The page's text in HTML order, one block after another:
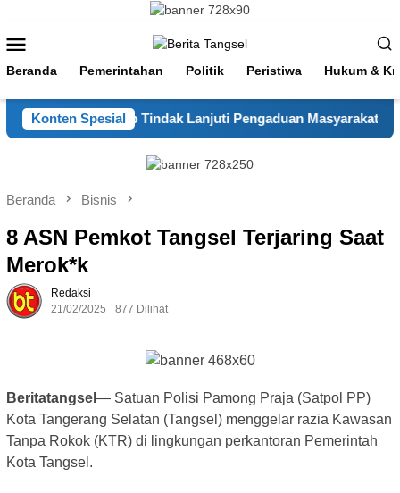
konten
Mobile
Beranda Pemerintahan Politik Peristiwa Hukum &
Konten Spesial
Sigap Tindak Lanjuti Pengaduan Masyarakat
Beranda Bisnis
8 ASN Pemkot Tangsel Terjaring Saat
Merok*k
Redaksi
21/02/2025
877 Dilihat
Beritatangsel — Satuan Polisi Pamong Praja (Satpol PP)
Kota Tangerang Selatan (Tangsel) menggelar razia Kawasan
Tanpa Rokok (KTR) di lingkungan perkantoran Pemerintah
Kota Tangsel.